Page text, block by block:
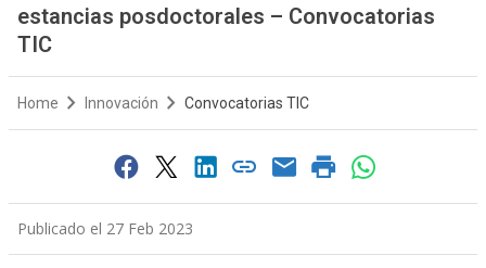
estancias posdoctorales – Convocatorias
TIC
Home Innovación Convocatorias TIC
Publicado el 27 Feb 2023